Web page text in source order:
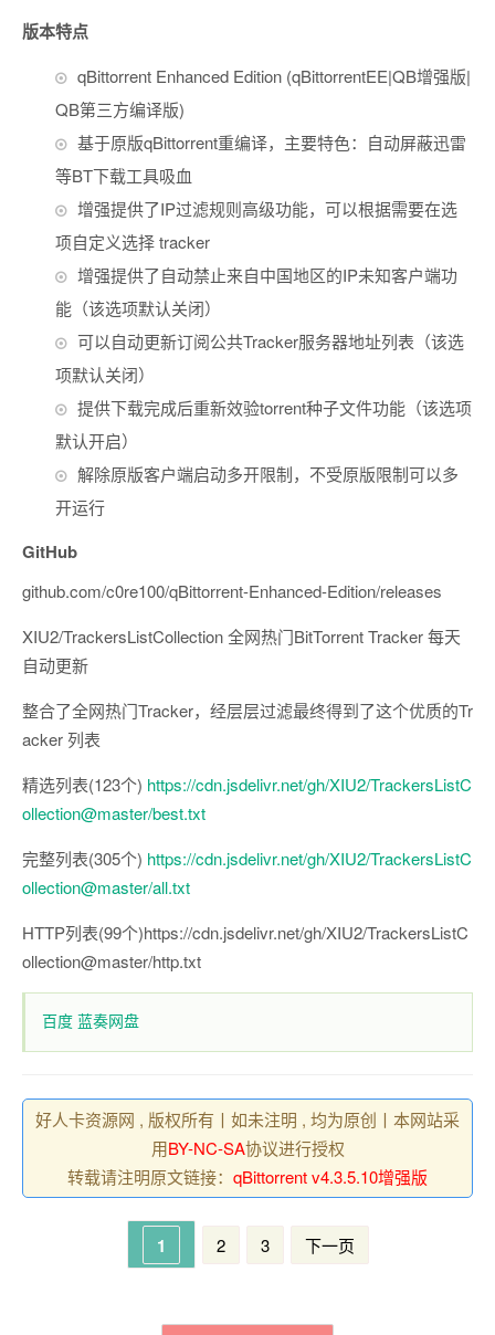
版本特点
qBittorrent Enhanced Edition (qBittorrentEE|QB增强版|
QB第三方编译版)
基于原版qBittorrent重编译，主要特色：自动屏蔽迅雷
等BT下载工具吸血
增强提供了IP过滤规则高级功能，可以根据需要在选
项自定义选择 tracker
增强提供了自动禁止来自中国地区的IP未知客户端功
能（该选项默认关闭）
可以自动更新订阅公共Tracker服务器地址列表（该选
项默认关闭）
提供下载完成后重新效验torrent种子文件功能（该选项
默认开启）
解除原版客户端启动多开限制，不受原版限制可以多
开运行
GitHub
github.com/c0re100/qBittorrent-Enhanced-Edition/releases
XIU2/TrackersListCollection 全网热门BitTorrent Tracker 每天
自动更新
整合了全网热门Tracker，经层层过滤最终得到了这个优质的Tr
acker 列表
精选列表(123个) https://cdn.jsdelivr.net/gh/XIU2/TrackersListC
ollection@master/best.txt
完整列表(305个) https://cdn.jsdelivr.net/gh/XIU2/TrackersListC
ollection@master/all.txt
HTTP列表(99个)https://cdn.jsdelivr.net/gh/XIU2/TrackersListC
ollection@master/http.txt
百度 蓝奏网盘
好人卡资源网 , 版权所有丨如未注明 , 均为原创丨本网站采
用BY-NC-SA协议进行授权
转载请注明原文链接： qBittorrent v4.3.5.10增强版
1 2 3 下一页